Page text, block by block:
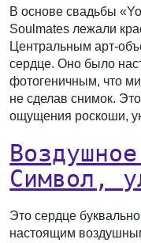
В основе свадьбы
Soulmates лежали
Центральным арт-
сердце. Оно было
фотогеничным, что
не сделав снимок.
ощущения роскоши,
Символ,
Это сердце
настоящим